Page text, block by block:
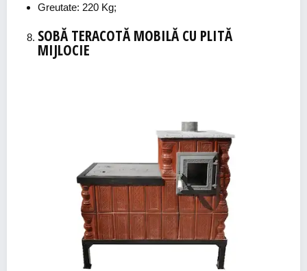
Greutate: 220 Kg;
SOBĂ TERACOTĂ MOBILĂ CU PLITĂ
MIJLOCIE